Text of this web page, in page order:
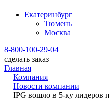
Екатеринбург
Тюмень
Москва
8-800-100-29-04
сделать заказ
Главная
— Компания
— Новости компании
— IPG вошло в 5-ку лидеров